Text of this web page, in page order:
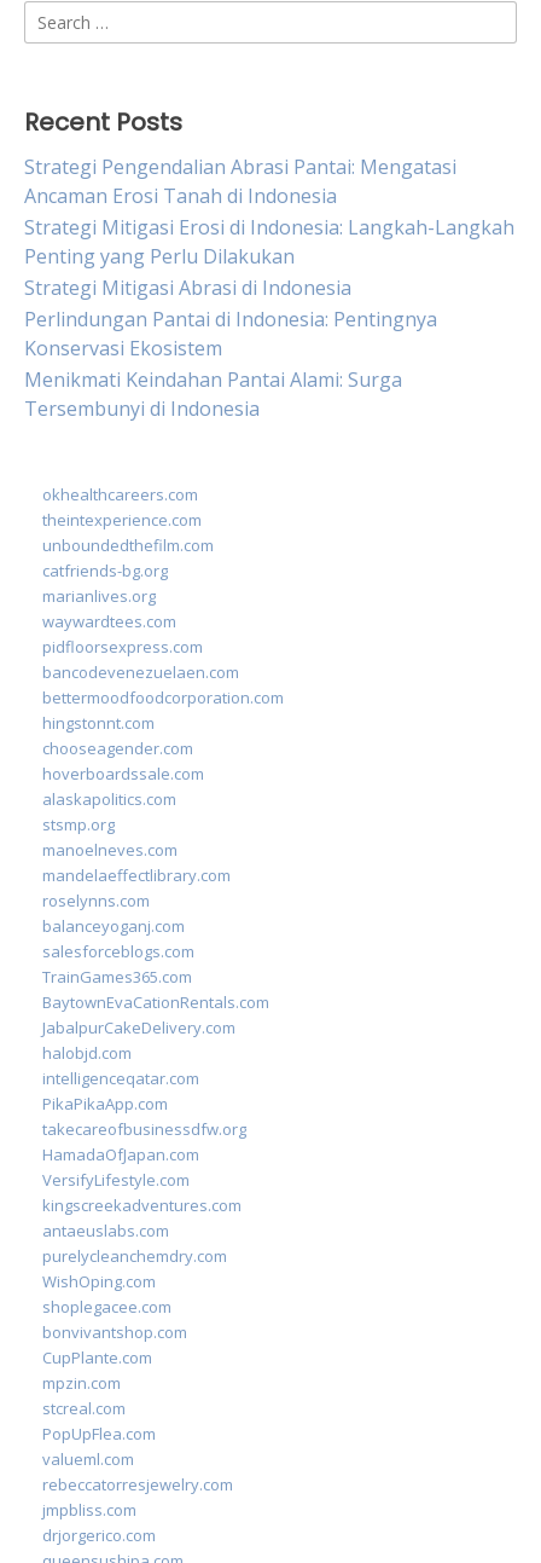
Search
for:
Recent Posts
Strategi Pengendalian Abrasi Pantai: Mengatasi
Ancaman Erosi Tanah di Indonesia
Strategi Mitigasi Erosi di Indonesia: Langkah-Langkah
Penting yang Perlu Dilakukan
Strategi Mitigasi Abrasi di Indonesia
Perlindungan Pantai di Indonesia: Pentingnya
Konservasi Ekosistem
Menikmati Keindahan Pantai Alami: Surga
Tersembunyi di Indonesia
okhealthcareers.com
theintexperience.com
unboundedthefilm.com
catfriends-bg.org
marianlives.org
waywardtees.com
pidfloorsexpress.com
bancodevenezuelaen.com
bettermoodfoodcorporation.com
hingstonnt.com
chooseagender.com
hoverboardssale.com
alaskapolitics.com
stsmp.org
manoelneves.com
mandelaeffectlibrary.com
roselynns.com
balanceyoganj.com
salesforceblogs.com
TrainGames365.com
BaytownEvaCationRentals.com
JabalpurCakeDelivery.com
halobjd.com
intelligenceqatar.com
PikaPikaApp.com
takecareofbusinessdfw.org
HamadaOfJapan.com
VersifyLifestyle.com
kingscreekadventures.com
antaeuslabs.com
purelycleanchemdry.com
WishOping.com
shoplegacee.com
bonvivantshop.com
CupPlante.com
mpzin.com
stcreal.com
PopUpFlea.com
valueml.com
rebeccatorresjewelry.com
jmpbliss.com
drjorgerico.com